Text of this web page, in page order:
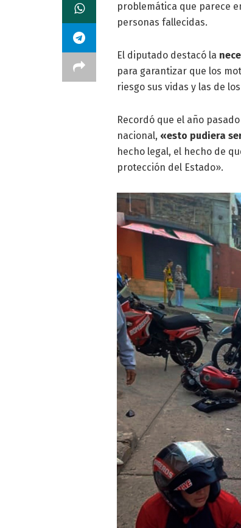
problemática que parece
personas fallecidas.
El diputado destacó la
para garantizar que los
riesgo sus vidas y las de
Recordó que el año
nacional, «esto pudiera
hecho legal, el hecho de
protección del Estado».